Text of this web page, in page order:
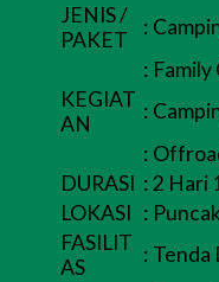
JENIS /
PAKET
:
: Family
KEGIAT
AN
:
:
DURASI : 2 Hari
LOKASI :
FASILIT
AS
: Tenda